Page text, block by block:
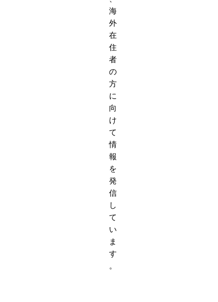
海
外
在
住
者
の
方
に
向
け
て
情
報
を
発
信
し
て
い
ま
す
。